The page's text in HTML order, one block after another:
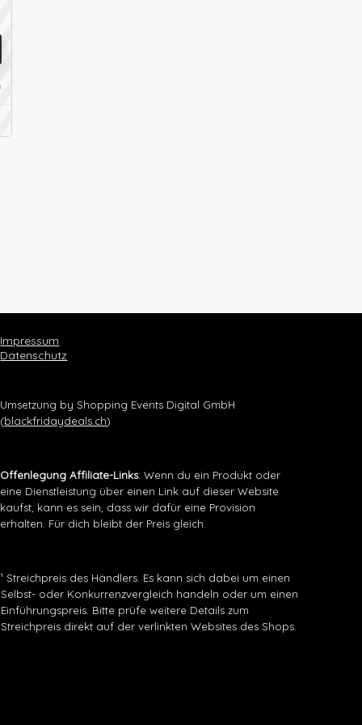
Impressum
Datenschutz
Umsetzung by Shopping Events Digital GmbH
(blackfridaydeals.ch)
Offenlegung Affiliate-Links: Wenn du ein Produkt oder
eine Dienstleistung über einen Link auf dieser Website
kaufst, kann es sein, dass wir dafür eine Provision
erhalten. Für dich bleibt der Preis gleich.
¹ Streichpreis des Händlers. Es kann sich dabei um einen
Selbst- oder Konkurrenzvergleich handeln oder um einen
Einführungspreis. Bitte prüfe weitere Details zum
Streichpreis direkt auf der verlinkten Websites des Shops.